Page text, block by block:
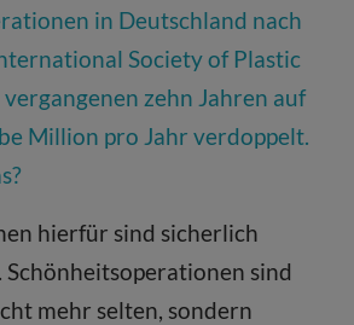
in Deutschland nach
Society of Plastic
zehn Jahren auf
Million pro Jahr verdoppelt.
hierfür sind sicherlich
sind
mehr selten, sondern